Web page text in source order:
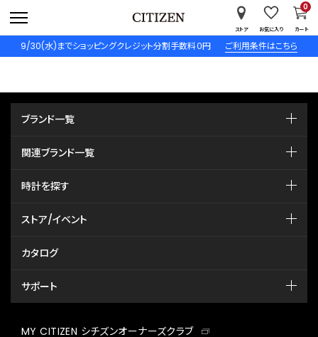
9/30(水)までショッピングクレジット分割手数料０円 ご利用条件はこちら
ストア お気に入り カート
0
ブランド一覧
関連ブランド一覧
時計を探す
ストア/イベント
カタログ
サポート
MY CITIZEN シチズンオーナーズクラブ